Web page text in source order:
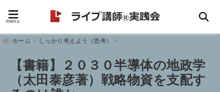
menu
ホーム しっかり考えよう（思考）
【書籍】２０３０半導体の地政学
（太田泰彦著）戦略物資を支配す